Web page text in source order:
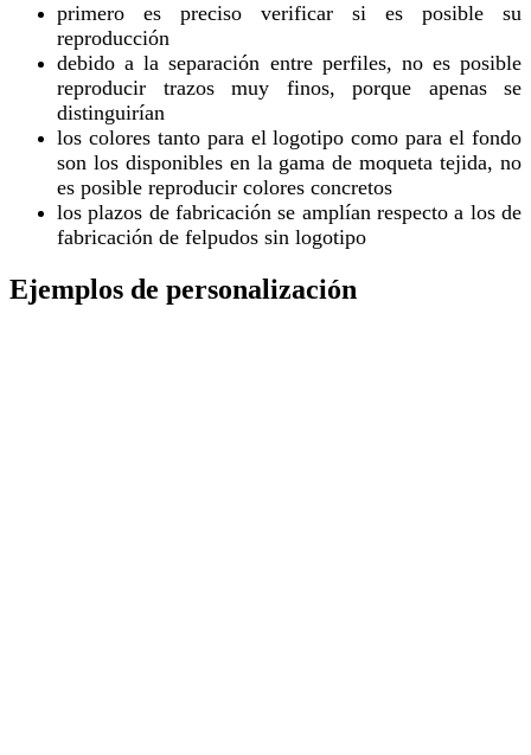
primero es preciso verificar si es posible su
reproducción
debido a la separación entre perfiles, no es posible
reproducir trazos muy finos, porque apenas se
distinguirían
los colores tanto para el logotipo como para el fondo
son los disponibles en la gama de moqueta tejida, no
es posible reproducir colores concretos
los plazos de fabricación se amplían respecto a los de
fabricación de felpudos sin logotipo
Ejemplos de personalización